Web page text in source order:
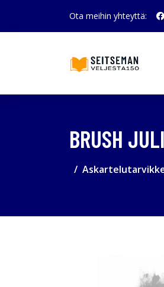
Ota meihin yhteyttä:
BRUSH